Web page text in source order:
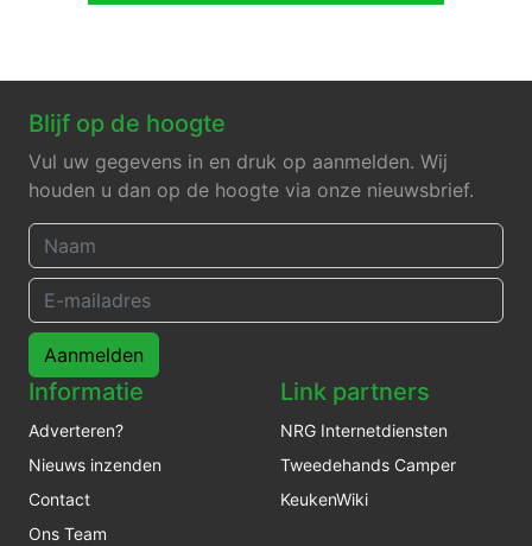
Blijf op de hoogte
Vul uw gegevens in en druk op aanmelden. Wij
houden u dan op de hoogte via onze nieuwsbrief.
Aanmelden
Informatie
Adverteren?
Nieuws inzenden
Contact
Ons Team
Link partners
NRG Internetdiensten
Tweedehands Camper
KeukenWiki